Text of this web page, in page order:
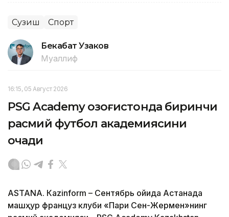
Сузиш Спорт
Бекабат Узаков
Муаллиф
16:15, 05 Август 2026
PSG Academy Қозоғистонда биринчи
расмий футбол академиясини
очади
ASTANА. Кazinform – Сентябрь ойида Астанада
машҳур француз клуби «Пари Сен-Жермен»нинг